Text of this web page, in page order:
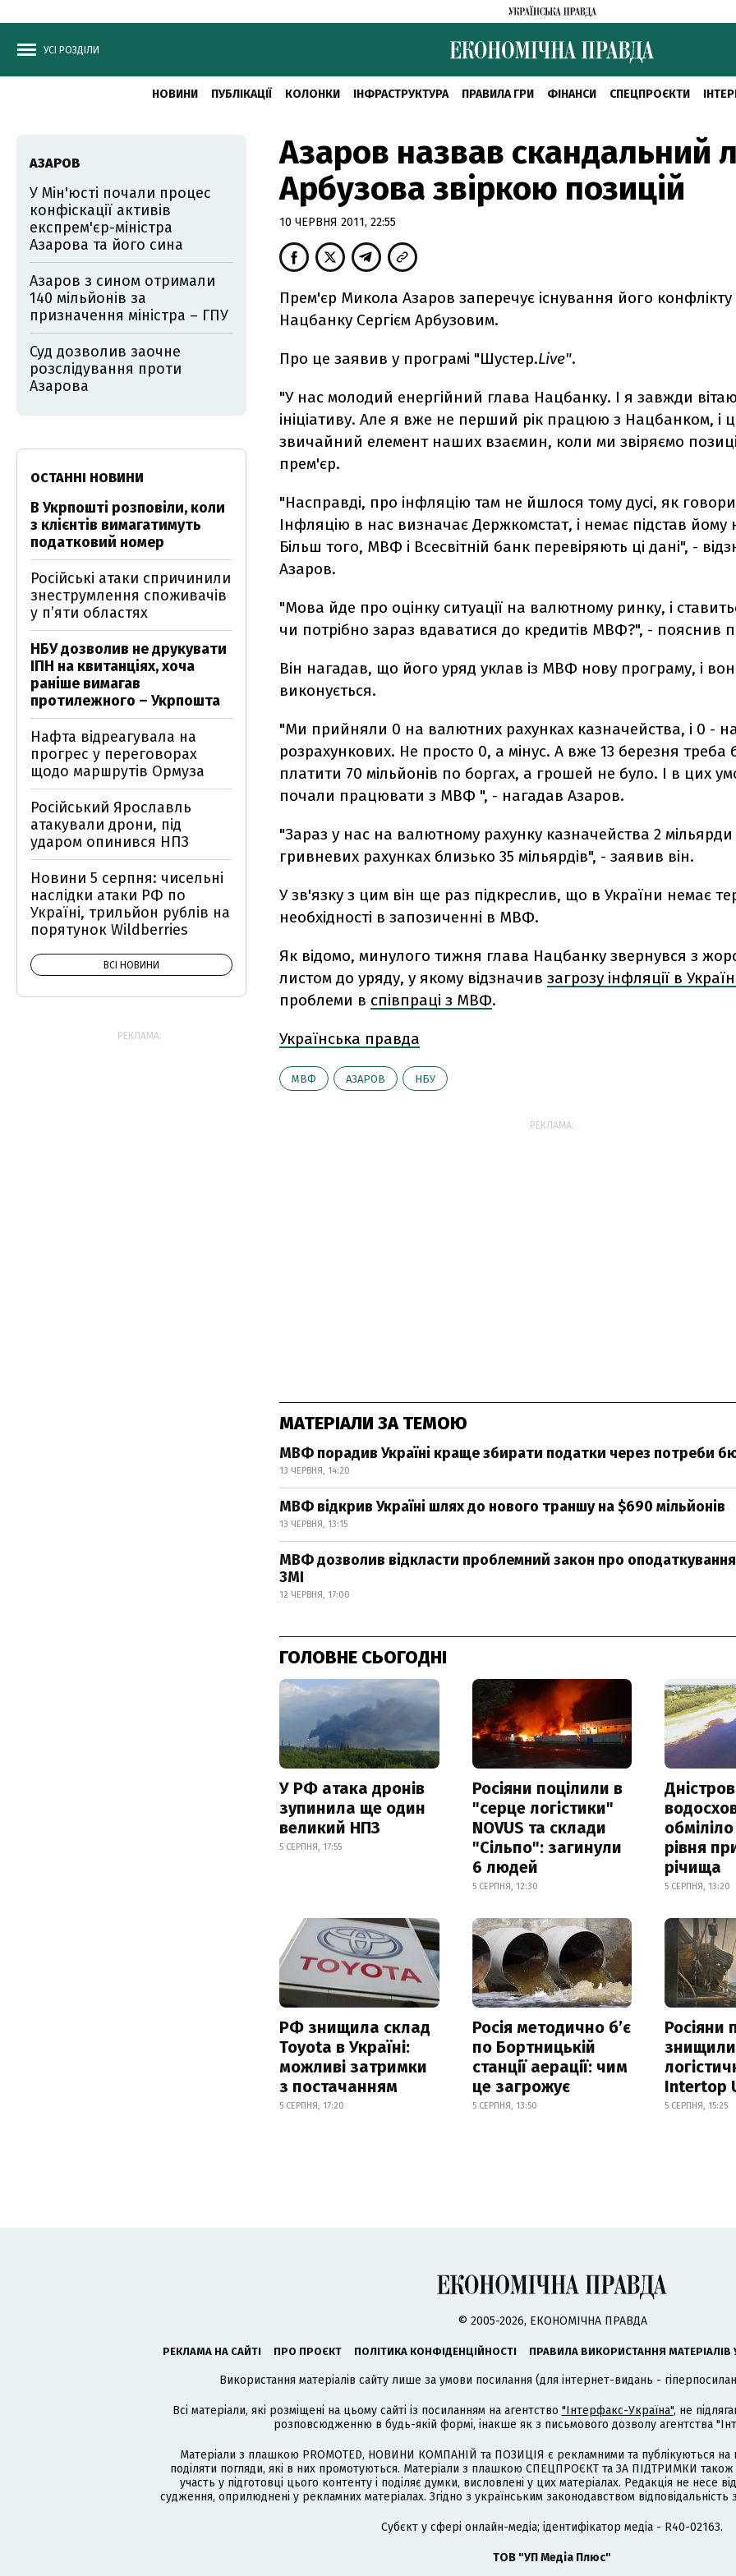
УСІ РОЗДІЛИ
НОВИНИ ПУБЛІКАЦІЇ КОЛОНКИ ІНФРАСТРУКТУРА ПРАВИЛА ГРИ ФІНАНСИ СПЕЦПРОЄКТИ
Азаров назвав скандальний
Арбузова звіркою позицій
10 ЧЕРВНЯ 2011, 22:55
Прем'єр Микола Азаров заперечує існування його
Нацбанку Сергієм Арбузовим.
Про це заявив у програмі "Шустер.Live".
"У нас молодий енергійний глава Нацбанку. І я завжди
ініціативу. Але я вже не перший рік працюю з Нацбанком, і
звичайний елемент наших взаємин, коли ми звіряємо
прем'єр.
"Насправді, про інфляцію там не йшлося тому дусі, як
Інфляцію в нас визначає Держкомстат, і немає підстав йому
Більш того, МВФ і Всесвітній банк перевіряють ці дані", -
Азаров.
"Мова йде про оцінку ситуації на валютному ринку, і
чи потрібно зараз вдаватися до кредитів МВФ?", - пояснив
Він нагадав, що його уряд уклав із МВФ нову програму, і
виконується.
"Ми прийняли 0 на валютних рахунках казначейства, і 0 -
розрахункових. Не просто 0, а мінус. А вже 13 березня треба
платити 70 мільйонів по боргах, а грошей не було. І в цих
почали працювати з МВФ ", - нагадав Азаров.
"Зараз у нас на валютному рахунку казначейства 2 мільярди
гривневих рахунках близько 35 мільярдів", - заявив він.
У зв'язку з цим він ще раз підкреслив, що в України немає
необхідності в запозиченні в МВФ.
Як відомо, минулого тижня глава Нацбанку звернувся з
листом до уряду, у якому відзначив загрозу інфляції в
проблеми в співпраці з МВФ.
Українська правда
МВФ АЗАРОВ НБУ
РЕКЛАМА:
МАТЕРІАЛИ ЗА ТЕМОЮ
МВФ порадив Україні краще збирати податки через потреби
13 ЧЕРВНЯ, 14:20
МВФ відкрив Україні шлях до нового траншу на $690 мільйонів
13 ЧЕРВНЯ, 13:15
МВФ дозволив відкласти проблемний закон про
ЗМІ
12 ЧЕРВНЯ, 17:00
ГОЛОВНЕ СЬОГОДНІ
У РФ атака дронів
зупинила ще один
великий НПЗ
5 СЕРПНЯ, 17:55
Росіяни поцілили в
"серце логістики"
NOVUS та склади
"Сільпо": загинули
6 людей
5 СЕРПНЯ, 12:30
рівня
річища
5 СЕРПНЯ, 13:20
РФ знищила склад
Toyota в Україні:
можливі затримки
з постачанням
5 СЕРПНЯ, 17:20
Росія методично б’є
по Бортницькій
станції аерації: чим
це загрожує
5 СЕРПНЯ, 13:50
Росіяни
знищили
Intertop
5 СЕРПНЯ, 15:25
АЗАРОВ
У Мін'юсті почали процес
конфіскації активів
експрем'єр-міністра
Азарова та його сина
Азаров з сином отримали
140 мільйонів за
призначення міністра – ГПУ
Суд дозволив заочне
розслідування проти
Азарова
ОСТАННІ НОВИНИ
В Укрпошті розповіли, коли
з клієнтів вимагатимуть
податковий номер
Російські атаки спричинили
знеструмлення споживачів
у п’яти областях
НБУ дозволив не друкувати
ІПН на квитанціях, хоча
раніше вимагав
протилежного – Укрпошта
Нафта відреагувала на
прогрес у переговорах
щодо маршрутів Ормуза
Російський Ярославль
атакували дрони, під
ударом опинився НПЗ
Новини 5 серпня: чисельні
наслідки атаки РФ по
Україні, трильйон рублів на
порятунок Wildberries
ВСІ НОВИНИ
РЕКЛАМА:
© 2005-2026, ЕКОНОМІЧНА ПРАВДА
РЕКЛАМА НА САЙТІ ПРО ПРОЄКТ ПОЛІТИКА КОНФІДЕНЦІЙНОСТІ ПРАВИЛА ВИКОРИСТАННЯ МАТЕРІАЛІВ
Використання матеріалів сайту лише за умови посилання (для інтернет-видань -
Всі матеріали, які розміщені на цьому сайті із посиланням на агентство "Інтерфакс-Україна", не
розповсюдженню в будь-якій формі, інакше як з письмового дозволу агентства
Матеріали з плашкою PROMOTED, НОВИНИ КОМПАНІЙ та ПОЗИЦІЯ є рекламними та публікуються на
поділяти погляди, які в них промотуються. Матеріали з плашкою СПЕЦПРОЄКТ та ЗА ПІДТРИМКИ
участь у підготовці цього контенту і поділяє думки, висловлені у цих матеріалах. Редакція не несе
судження, оприлюднені у рекламних матеріалах. Згідно з українським законодавством
Cубєкт у сфері онлайн-медіа; ідентифікатор медіа - R40-02163.
ТОВ "УП Медіа Плюс"